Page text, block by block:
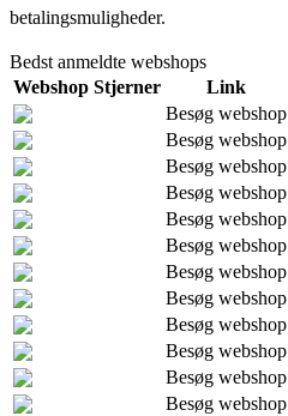
betalingsmuligheder.
Bedst anmeldte webshops
Webshop Stjerner
Link
Besøg webshop
Besøg webshop
Besøg webshop
Besøg webshop
Besøg webshop
Besøg webshop
Besøg webshop
Besøg webshop
Besøg webshop
Besøg webshop
Besøg webshop
Besøg webshop